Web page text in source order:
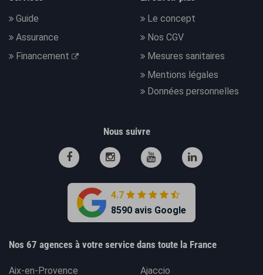
Guide
Assurance
Financement
Le concept
Nos CGV
Mesures sanitaires
Mentions légales
Données personnelles
Nous suivre
4.7
8590 avis Google
Nos 67 agences à votre service dans toute la France
Aix-en-Provence
Ajaccio